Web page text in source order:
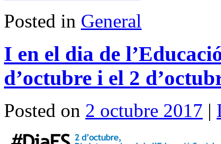
Posted in General
I en el dia de
d’octubre i el 2
Posted on 2 octubre 2017 |